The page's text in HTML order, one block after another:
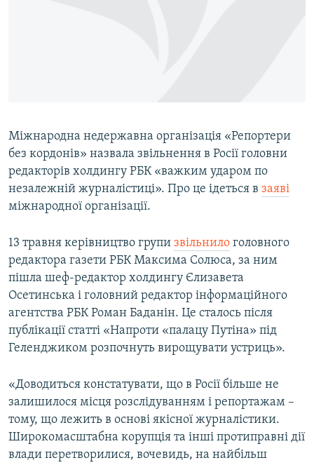
Усі сайти RFE/RL
Міжнародна недержавна організація «Репортери
без кордонів» назвала звільнення в Росії головни
редакторів холдингу РБК «важким ударом по
незалежній журналістиці». Про це ідеться в заяві
міжнародної організації.
13 травня керівництво групи звільнило головного
редактора газети РБК Максима Солюса, за ним
пішла шеф-редактор холдингу Єлизавета
Осетинська і головний редактор інформаційного
агентства РБК Роман Баданін. Це сталось після
публікації статті «Напроти «палацу Путіна» під
Геленджиком розпочнуть вирощувати устриць».
«Доводиться констатувати, що в Росії більше не
залишилося місця розслідуванням і репортажам –
тому, що лежить в основі якісної журналістики.
Широкомасштабна корупція та інші протиправні дії
влади перетворилися, вочевидь, на найбільш